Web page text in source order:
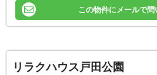
この物件にメールで問
リラクハウス戸田公園